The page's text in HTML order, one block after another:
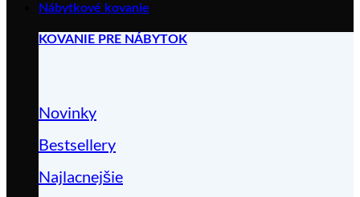
Nábytkové kovanie
KOVANIE PRE NÁBYTOK
Novinky
Bestsellery
Najlacnejšie